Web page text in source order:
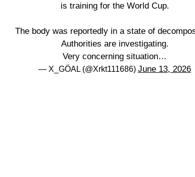
is training for the World Cup.
The body was reportedly in a state of
Authorities are investigating.
Very concerning situation…
— X_GÖAL (@Xrkt111686) June 13, 2026